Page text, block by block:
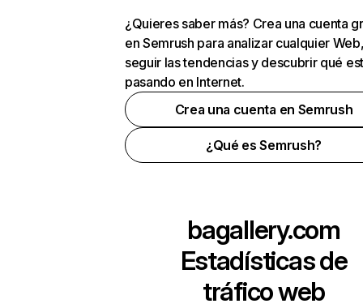
¿Quieres saber más? Crea una cuenta
en Semrush para analizar cualquier
seguir las tendencias y descubrir qué
pasando en Internet.
Crea una cuenta en Semrush
¿Qué es Semrush?
bagallery.com
Estadísticas de
tráfico web